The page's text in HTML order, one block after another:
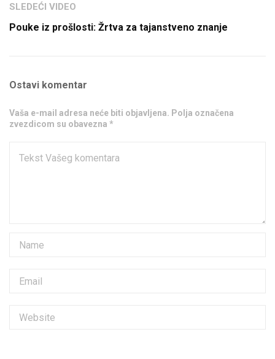
SLEDEĆI VIDEO
Pouke iz prošlosti: Žrtva za tajanstveno znanje
Ostavi komentar
Vaša e-mail adresa neće biti objavljena. Polja označena
zvezdicom su obavezna *